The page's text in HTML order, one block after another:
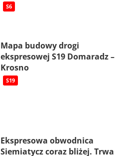
S6
Mapa budowy drogi
ekspresowej S19 Domaradz –
Krosno
S19
Ekspresowa obwodnica
Siemiatycz coraz bliżej. Trwa